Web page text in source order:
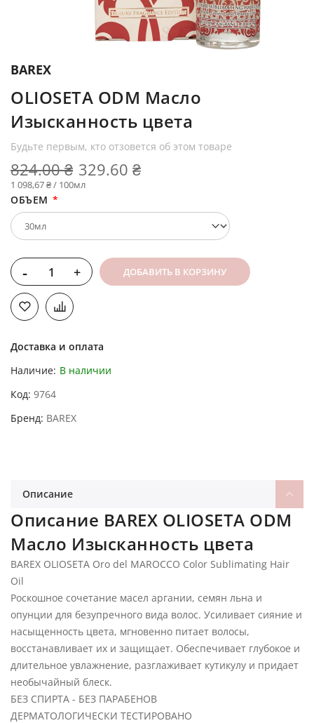
BAREX
OLIOSETA ODM Масло
Изысканность цвета
Будьте первым, кто отзовется об этом товаре
329.60 ₴
824.00 ₴
1 098,67 ₴ / 100мл
ОБЪЕМ
- + ДОБАВИТЬ В КОРЗИНУ
Доставка и оплата
Наличие: В наличии
Код 9764
Бренд BAREX
Описание
Описание BAREX OLIOSETA ODM
Масло Изысканность цвета
BAREX OLIOSETA Oro del MAROCCO Color Sublimating Hair
Oil
Роскошное сочетание масел аргании, семян льна и
опунции для безупречного вида волос. Усиливает сияние и
насыщенность цвета, мгновенно питает волосы,
восстанавливает их и защищает. Обеспечивает глубокое и
длительное увлажнение, разглаживает кутикулу и придает
необычайный блеск.
БЕЗ СПИРТА - БЕЗ ПАРАБЕНОВ
ДЕРМАТОЛОГИЧЕСКИ ТЕСТИРОВАНО